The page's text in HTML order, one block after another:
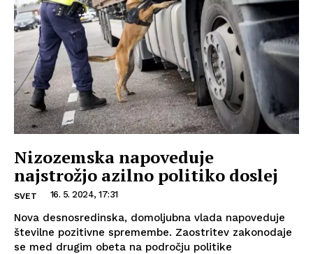
Nizozemska napoveduje
najstrožjo azilno politiko doslej
SVET 16. 5. 2024, 17:31
Nova desnosredinska, domoljubna vlada napoveduje
številne pozitivne spremembe. Zaostritev zakonodaje
se med drugim obeta na področju politike